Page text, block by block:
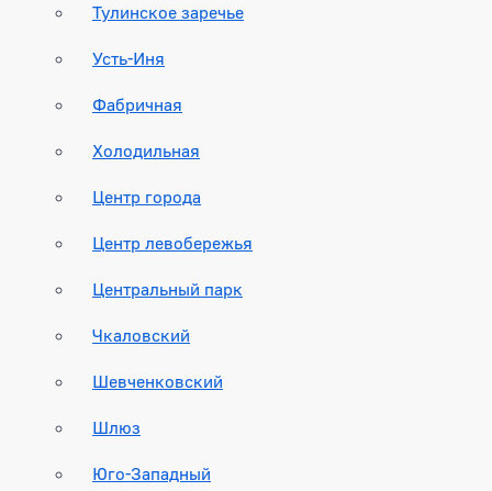
Тулинское заречье
Усть-Иня
Фабричная
Холодильная
Центр города
Центр левобережья
Центральный парк
Чкаловский
Шевченковский
Шлюз
Юго-Западный